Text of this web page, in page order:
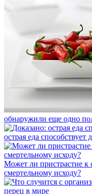
обнаружили еще одно
острая еда способствует
Может ли пристрастие
смертельному исходу?